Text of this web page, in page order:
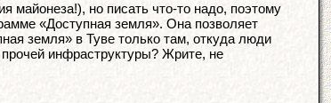
майонеза!), но писать что-то надо, поэтому
«Доступная земля». Она позволяет
земля» в Туве только там, откуда люди
инфраструктуры? Жрите, не